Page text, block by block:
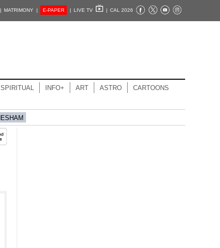
MATRIMONY | E-PAPER | LIVE TV | CAL 2026
SPIRITUAL INFO+ ART ASTRO CARTOONS